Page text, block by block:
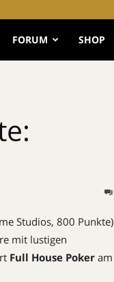
FORUM SHOP
Studios, 800 Punkte)
mit lustigen
Full House Poker am